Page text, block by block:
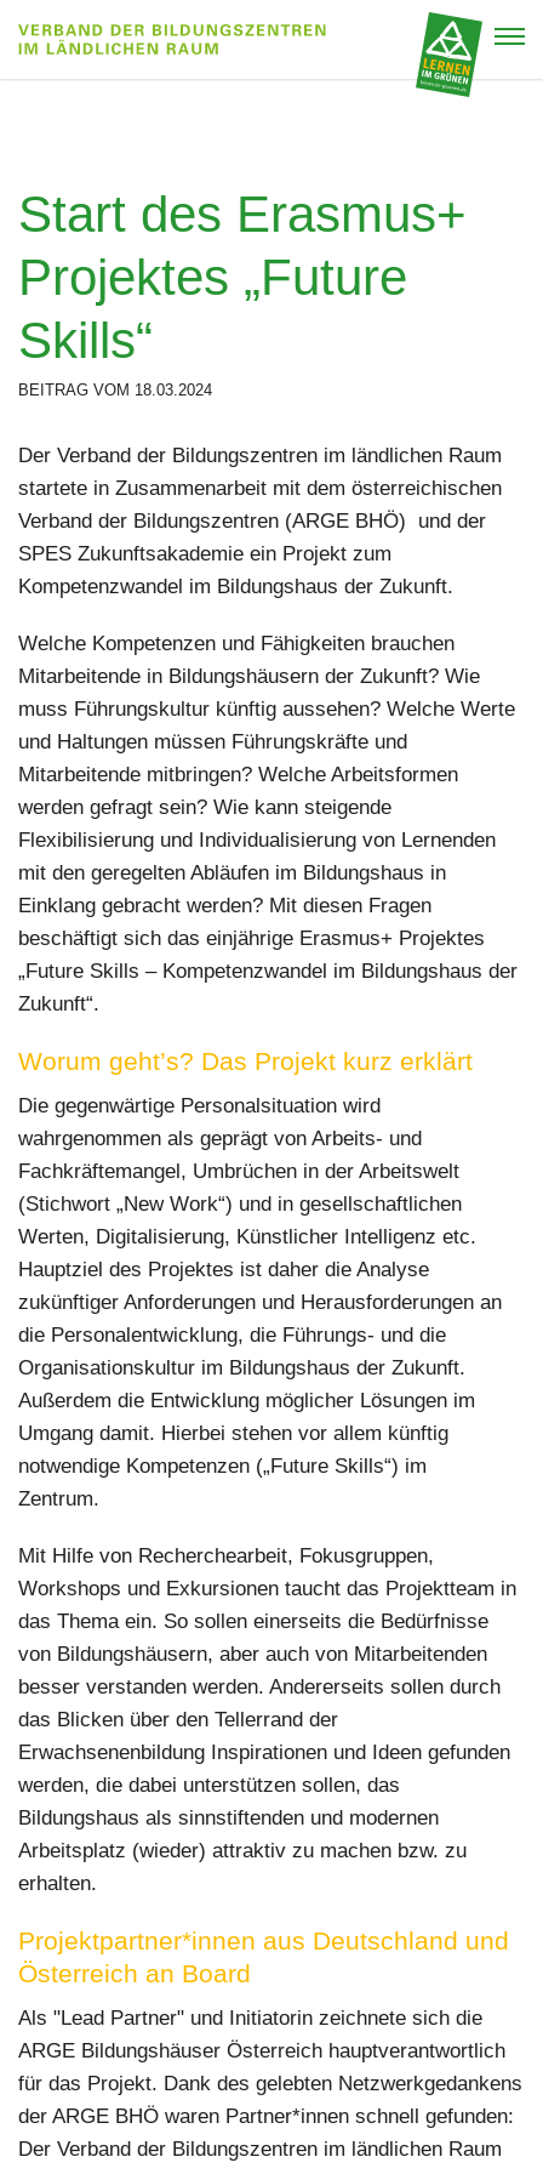
Start des Erasmus+
Projektes „Future
Skills“
BEITRAG VOM 18.03.2024
Der Verband der Bildungszentren im ländlichen Raum
startete in Zusammenarbeit mit dem österreichischen
Verband der Bildungszentren (ARGE BHÖ) und der
SPES Zukunftsakademie ein Projekt zum
Kompetenzwandel im Bildungshaus der Zukunft.
Welche Kompetenzen und Fähigkeiten brauchen
Mitarbeitende in Bildungshäusern der Zukunft? Wie
muss Führungskultur künftig aussehen? Welche Werte
und Haltungen müssen Führungskräfte und
Mitarbeitende mitbringen? Welche Arbeitsformen
werden gefragt sein? Wie kann steigende
Flexibilisierung und Individualisierung von Lernenden
mit den geregelten Abläufen im Bildungshaus in
Einklang gebracht werden? Mit diesen Fragen
beschäftigt sich das einjährige Erasmus+ Projektes
„Future Skills – Kompetenzwandel im Bildungshaus der
Zukunft“.
Worum geht’s? Das Projekt kurz erklärt
Die gegenwärtige Personalsituation wird
wahrgenommen als geprägt von Arbeits- und
Fachkräftemangel, Umbrüchen in der Arbeitswelt
(Stichwort „New Work“) und in gesellschaftlichen
Werten, Digitalisierung, Künstlicher Intelligenz etc.
Hauptziel des Projektes ist daher die Analyse
zukünftiger Anforderungen und Herausforderungen an
die Personalentwicklung, die Führungs- und die
Organisationskultur im Bildungshaus der Zukunft.
Außerdem die Entwicklung möglicher Lösungen im
Umgang damit. Hierbei stehen vor allem künftig
notwendige Kompetenzen („Future Skills“) im
Zentrum.
Mit Hilfe von Recherchearbeit, Fokusgruppen,
Workshops und Exkursionen taucht das Projektteam in
das Thema ein. So sollen einerseits die Bedürfnisse
von Bildungshäusern, aber auch von Mitarbeitenden
besser verstanden werden. Andererseits sollen durch
das Blicken über den Tellerrand der
Erwachsenenbildung Inspirationen und Ideen gefunden
werden, die dabei unterstützen sollen, das
Bildungshaus als sinnstiftenden und modernen
Arbeitsplatz (wieder) attraktiv zu machen bzw. zu
erhalten.
Projektpartner*innen aus Deutschland und
Österreich an Board
Als "Lead Partner" und Initiatorin zeichnete sich die
ARGE Bildungshäuser Österreich hauptverantwortlich
für das Projekt. Dank des gelebten Netzwerkgedankens
der ARGE BHÖ waren Partner*innen schnell gefunden:
Der Verband der Bildungszentren im ländlichen Raum